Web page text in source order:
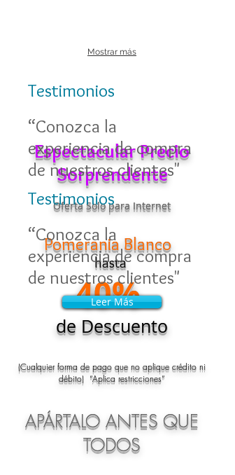
Mostrar más
Espectacular Precio
Sorprendente
Oferta Solo para Internet
Pomerania Blanco
hasta
40%
de Descuento
(Cualquier forma de pago que no aplique crédito ni
débito) “Aplica restricciones”
APÁRTALO ANTES QUE
TODOS
Testimonios
“Conozca la
experiencia de compra
de nuestros clientes"
Testimonios
“Conozca la
experiencia de compra
de nuestros clientes"
Leer Más
Leer Más